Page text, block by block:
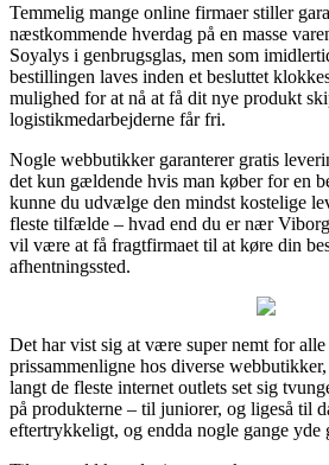
Temmelig mange online firmaer stiller
næstkommende hverdag på en masse
Soyalys i genbrugsglas, men som
bestillingen laves inden et besluttet
mulighed for at nå at få dit nye produkt
logistikmedarbejderne får fri.
Nogle webbutikker garanterer gratis
det kun gældende hvis man køber for en
kunne du udvælge den mindst kostelige
fleste tilfælde – hvad end du er nær
vil være at få fragtfirmaet til at køre din
afhentningssted.
Det har vist sig at være super nemt for
prissammenligne hos diverse
langt de fleste internet outlets set sig
på produkterne – til juniorer, og ligeså til
eftertrykkeligt, og endda nogle gange yde